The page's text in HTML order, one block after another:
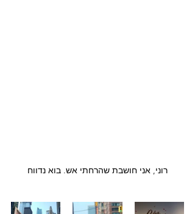
רוני, אני חושבת שהרחתי אש. בוא נדווח